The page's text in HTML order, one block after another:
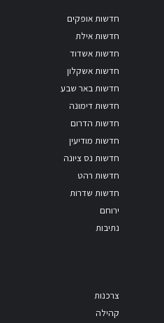
חדשות אופקים
חדשות אילת
חדשות אשדוד
חדשות אשקלון
חדשות באר שבע
חדשות דימונה
חדשות הדרום
חדשות מודיעין
חדשות נס ציונה
חדשות רהט
חדשות שדרות
ירוחם
נתיבות
צרכנות
קהילה